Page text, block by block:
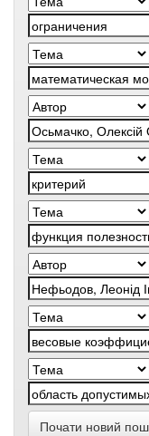
Почати новий